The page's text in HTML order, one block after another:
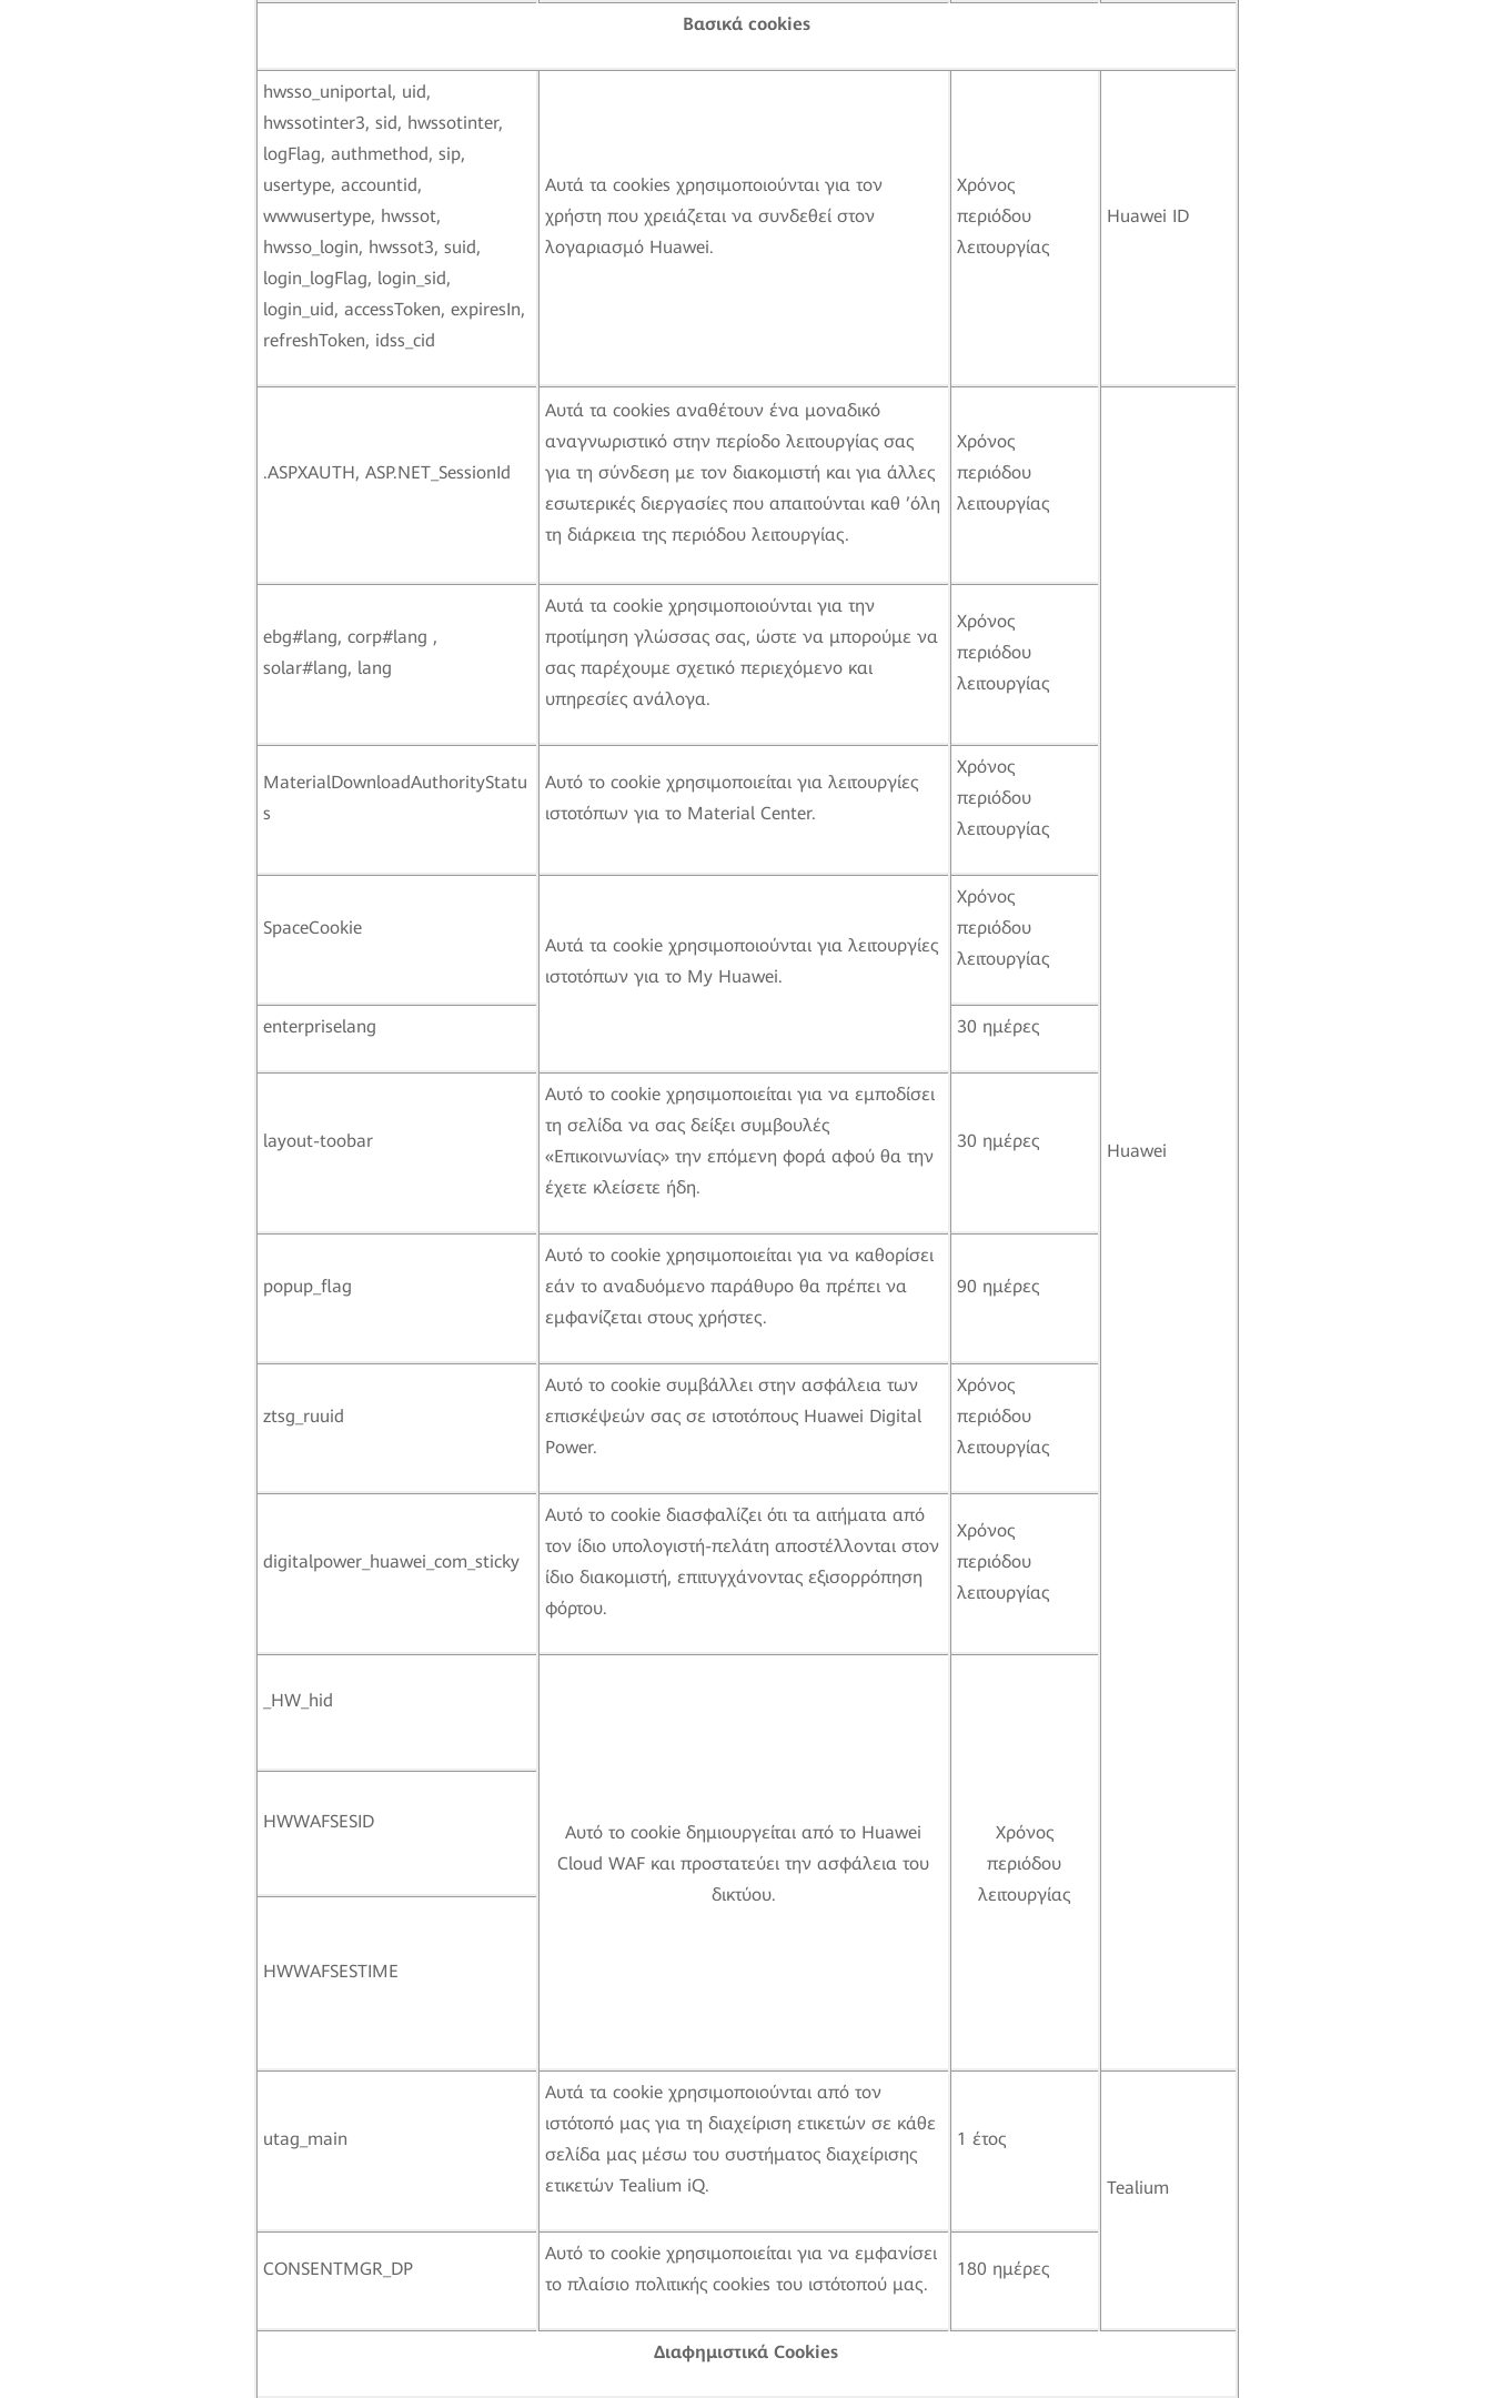
Βασικάcookies
hwsso_uniportal, uid,
hwssotinter3, sid, hwssotinter,
logFlag, authmethod, sip,
usertype, accountid,
wwwusertype, hwssot,
hwsso_login, hwssot3, suid,
login_logFlag, login_sid,
login_uid, accessToken, expiresIn,
refreshToken, idss_cid
Αυτά τα cookies χρησιμοποιούνται για τον
χρήστη που χρειάζεται να συνδεθεί στον
λογαριασμό Huawei.
Χρόνος
περιόδου
λειτουργίας
Huawei ID
.ASPXAUTH, ASP.NET_SessionId
Αυτά τα cookies αναθέτουν ένα μοναδικό
αναγνωριστικό στην περίοδο λειτουργίας σας
για τη σύνδεση με τον διακομιστή και για άλλες
εσωτερικές διεργασίες που απαιτούνται καθ ’όλη
τη διάρκεια της περιόδου λειτουργίας.
Χρόνος
περιόδου
λειτουργίας
Huawei
ebg#lang, corp#lang ,
solar#lang, lang
Αυτά τα cookie χρησιμοποιούνται για την
προτίμηση γλώσσας σας, ώστε να μπορούμε να
σας παρέχουμε σχετικό περιεχόμενο και
υπηρεσίες ανάλογα.
Χρόνος
περιόδου
λειτουργίας
MaterialDownloadAuthorityStatu
s
Αυτό το cookie χρησιμοποιείται για λειτουργίες
ιστοτόπων για το Material Center.
Χρόνος
περιόδου
λειτουργίας
SpaceCookie
Αυτά τα cookie χρησιμοποιούνται για λειτουργίες
ιστοτόπων για το My Huawei.
Χρόνος
περιόδου
λειτουργίας
enterpriselang 30 ημέρες
layout-toobar
Αυτό το cookie χρησιμοποιείται για να εμποδίσει
τη σελίδα να σας δείξει συμβουλές
«Επικοινωνίας» την επόμενη φορά αφού θα την
έχετε κλείσετε ήδη.
30 ημέρες
popup_flag
Αυτό το cookie χρησιμοποιείται για να καθορίσει
εάν το αναδυόμενο παράθυρο θα πρέπει να
εμφανίζεται στους χρήστες.
90 ημέρες
ztsg_ruuid
Αυτό το cookie συμβάλλει στην ασφάλεια των
επισκέψεών σας σε ιστοτόπους Huawei Digital
Power.
Χρόνος
περιόδου
λειτουργίας
digitalpower_huawei_com_sticky
Αυτό το cookie διασφαλίζει ότι τα αιτήματα από
τον ίδιο υπολογιστή-πελάτη αποστέλλονται στον
ίδιο διακομιστή, επιτυγχάνοντας εξισορρόπηση
φόρτου.
Χρόνος
περιόδου
λειτουργίας
_HW_hid
Αυτό το cookie δημιουργείται από το Huawei
Cloud WAF και προστατεύει την ασφάλεια του
δικτύου.
Χρόνος
περιόδου
λειτουργίας
HWWAFSESID
HWWAFSESTIME
utag_main
Αυτά τα cookie χρησιμοποιούνται από τον
ιστότοπό μας για τη διαχείριση ετικετών σε κάθε
σελίδα μας μέσω του συστήματος διαχείρισης
ετικετών Tealium iQ.
1 έτος
Tealium
CONSENTMGR_DP
Αυτό το cookie χρησιμοποιείται για να εμφανίσει
το πλαίσιο πολιτικής cookies του ιστότοπού μας.
180 ημέρες
Διαφημιστικά Cookies